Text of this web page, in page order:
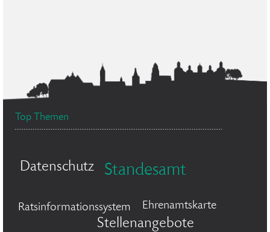
Top Themen
Datenschutz Standesamt
Ratsinformationssystem Ehrenamtskarte
Stellenangebote